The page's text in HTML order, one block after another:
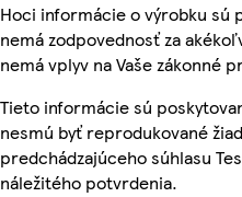
Hoci informácie o výrobku sú
nemá zodpovednosť za
nemá vplyv na Vaše zákonné
Tieto informácie sú
nesmú byť reprodukované
predchádzajúceho súhlasu
náležitého potvrdenia.